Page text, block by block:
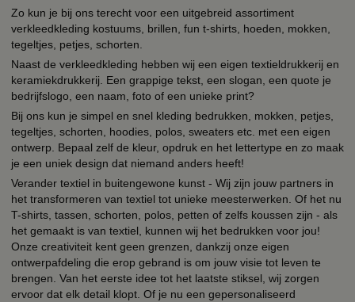
Zo kun je bij ons terecht voor een uitgebreid assortiment
verkleedkleding kostuums, brillen, fun t-shirts, hoeden, mokken,
tegeltjes, petjes, schorten.
Naast de verkleedkleding hebben wij een eigen textieldrukkerij en
keramiekdrukkerij. Een grappige tekst, een slogan, een quote je
bedrijfslogo, een naam, foto of een unieke print?
Bij ons kun je simpel en snel kleding bedrukken, mokken, petjes,
tegeltjes, schorten, hoodies, polos, sweaters etc. met een eigen
ontwerp. Bepaal zelf de kleur, opdruk en het lettertype en zo maak
je een uniek design dat niemand anders heeft!
Verander textiel in buitengewone kunst - Wij zijn jouw partners in
het transformeren van textiel tot unieke meesterwerken. Of het nu
T-shirts, tassen, schorten, polos, petten of zelfs koussen zijn - als
het gemaakt is van textiel, kunnen wij het bedrukken voor jou!
Onze creativiteit kent geen grenzen, dankzij onze eigen
ontwerpafdeling die erop gebrand is om jouw visie tot leven te
brengen. Van het eerste idee tot het laatste stiksel, wij zorgen
ervoor dat elk detail klopt. Of je nu een gepersonaliseerd